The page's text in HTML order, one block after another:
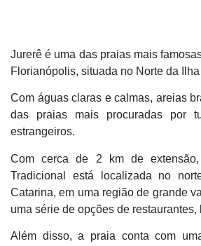
Jurerê é uma das praias mais
Florianópolis, situada no Norte da
Com águas claras e calmas, areias
das praias mais procuradas por
estrangeiros.
Com cerca de 2 km de
Tradicional está localizada no
Catarina, em uma região de grande
uma série de opções de
Além disso, a praia conta com